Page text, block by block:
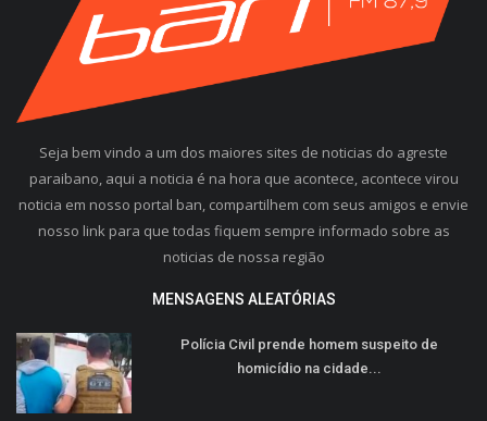
Seja bem vindo a um dos maiores sites de noticias do agreste
paraibano, aqui a noticia é na hora que acontece, acontece virou
noticia em nosso portal ban, compartilhem com seus amigos e envie
nosso link para que todas fiquem sempre informado sobre as
noticias de nossa região
MENSAGENS ALEATÓRIAS
Polícia Civil prende homem suspeito de
homicídio na cidade...